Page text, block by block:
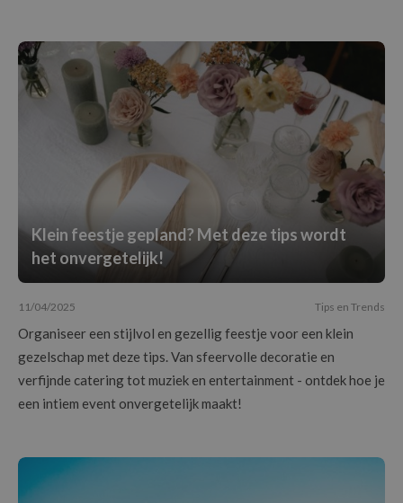
Klein feestje gepland? Met deze tips wordt
het onvergetelijk!
Tips en Trends
11/04/2025
Organiseer een stijlvol en gezellig feestje voor een klein
gezelschap met deze tips. Van sfeervolle decoratie en
verfijnde catering tot muziek en entertainment - ontdek hoe je
een intiem event onvergetelijk maakt!